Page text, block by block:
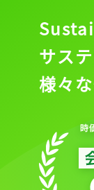
サス
様々